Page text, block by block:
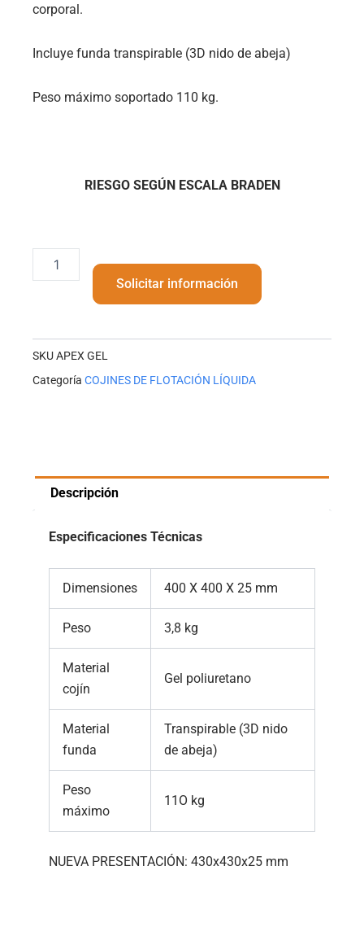
corporal.
Incluye funda transpirable (3D nido de abeja)
Peso máximo soportado 110 kg.
RIESGO SEGÚN ESCALA BRADEN
Solicitar información
SKUAPEX GEL
Categoría COJINES DE FLOTACIÓN LÍQUIDA
Descripción
Especificaciones Técnicas
Dimensiones 400 X 400 X 25 mm
Peso 3,8 kg
Material
cojín
Gel poliuretano
Material
funda
Transpirable (3D nido
de abeja)
Peso
máximo
11O kg
NUEVA PRESENTACIÓN: 430x430x25 mm